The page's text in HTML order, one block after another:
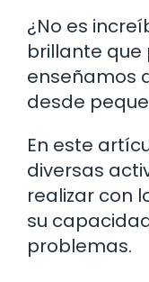
¿No es
brillante que
enseñamos
desde
En este
diversas
realizar con
su
problemas.